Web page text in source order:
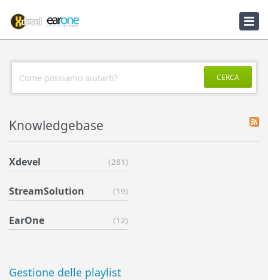
Notizie
CERCA
Knowledgebase
(281)
Xdevel
(19)
StreamSolution
(12)
EarOne
Gestione delle playlist